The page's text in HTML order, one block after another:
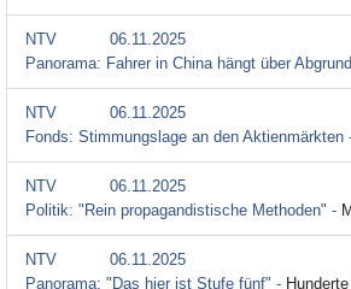
NTV
06.11.2025
Panorama: Fahrer in China hängt über
NTV
06.11.2025
Fonds: Stimmungslage an den Aktienmärkten
NTV
06.11.2025
Politik: "Rein propagandistische Methoden" -
NTV
06.11.2025
Panorama: "Das hier ist Stufe fünf" - Hunderte